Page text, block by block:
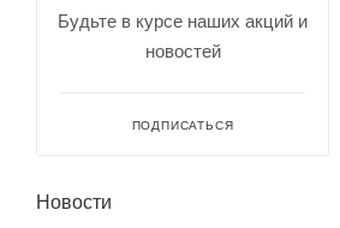
Будьте в курсе наших акций и
новостей
ПОДПИСАТЬСЯ
Новости